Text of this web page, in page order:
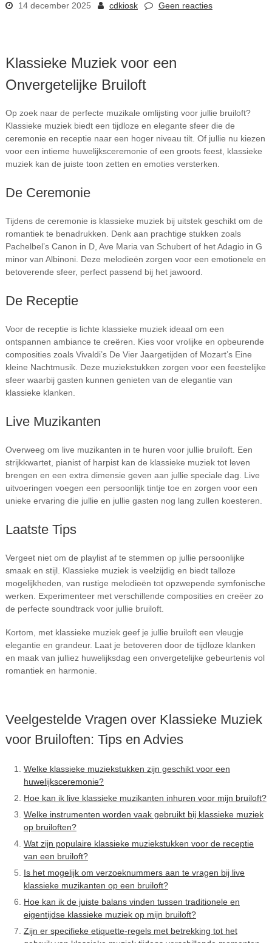
14 december 2025 cdkiosk Geen reacties
Klassieke Muziek voor een
Onvergetelijke Bruiloft
Op zoek naar de perfecte muzikale omlijsting voor jullie bruiloft?
Klassieke muziek biedt een tijdloze en elegante sfeer die de
ceremonie en receptie naar een hoger niveau tilt. Of jullie nu kiezen
voor een intieme huwelijksceremonie of een groots feest, klassieke
muziek kan de juiste toon zetten en emoties versterken.
De Ceremonie
Tijdens de ceremonie is klassieke muziek bij uitstek geschikt om de
romantiek te benadrukken. Denk aan prachtige stukken zoals
Pachelbel’s Canon in D, Ave Maria van Schubert of het Adagio in G
minor van Albinoni. Deze melodieën zorgen voor een emotionele en
betoverende sfeer, perfect passend bij het jawoord.
De Receptie
Voor de receptie is lichte klassieke muziek ideaal om een
ontspannen ambiance te creëren. Kies voor vrolijke en opbeurende
composities zoals Vivaldi’s De Vier Jaargetijden of Mozart’s Eine
kleine Nachtmusik. Deze muziekstukken zorgen voor een feestelijke
sfeer waarbij gasten kunnen genieten van de elegantie van
klassieke klanken.
Live Muzikanten
Overweeg om live muzikanten in te huren voor jullie bruiloft. Een
strijkkwartet, pianist of harpist kan de klassieke muziek tot leven
brengen en een extra dimensie geven aan jullie speciale dag. Live
uitvoeringen voegen een persoonlijk tintje toe en zorgen voor een
unieke ervaring die jullie en jullie gasten nog lang zullen koesteren.
Laatste Tips
Vergeet niet om de playlist af te stemmen op jullie persoonlijke
smaak en stijl. Klassieke muziek is veelzijdig en biedt talloze
mogelijkheden, van rustige melodieën tot opzwepende symfonische
werken. Experimenteer met verschillende composities en creëer zo
de perfecte soundtrack voor jullie bruiloft.
Kortom, met klassieke muziek geef je jullie bruiloft een vleugje
elegantie en grandeur. Laat je betoveren door de tijdloze klanken
en maak van julliez huwelijksdag een onvergetelijke gebeurtenis vol
romantiek en harmonie.
Veelgestelde Vragen over Klassieke Muziek
voor Bruiloften: Tips en Advies
Welke klassieke muziekstukken zijn geschikt voor een
huwelijksceremonie?
Hoe kan ik live klassieke muzikanten inhuren voor mijn bruiloft?
Welke instrumenten worden vaak gebruikt bij klassieke muziek
op bruiloften?
Wat zijn populaire klassieke muziekstukken voor de receptie
van een bruiloft?
Is het mogelijk om verzoeknummers aan te vragen bij live
klassieke muzikanten op een bruiloft?
Hoe kan ik de juiste balans vinden tussen traditionele en
eigentijdse klassieke muziek op mijn bruiloft?
Zijn er specifieke etiquette-regels met betrekking tot het